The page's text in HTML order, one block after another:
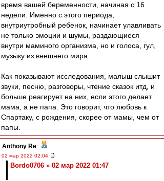
время вашей беременности, начиная с 16
недели. Именно с этого периода,
внутриутробный ребенок, начинает улавливать
не только эмоции и шумы, раздающиеся
внутри маминого организма, но и голоса, гул,
музыку из внешнего мира.
Как показывают исследования, малыш слышит
звуки, песню, разговоры, чтение сказок итд, и
больше реагирует на них, если этого делает
мама, а не папа. Это говорит, что любовь к
Спартаку, с рождения, скорее от мамы, чем от
папы.
Anthony Re -
02 мар 2022 02:04
Bordo0706 » 02 мар 2022 01:47